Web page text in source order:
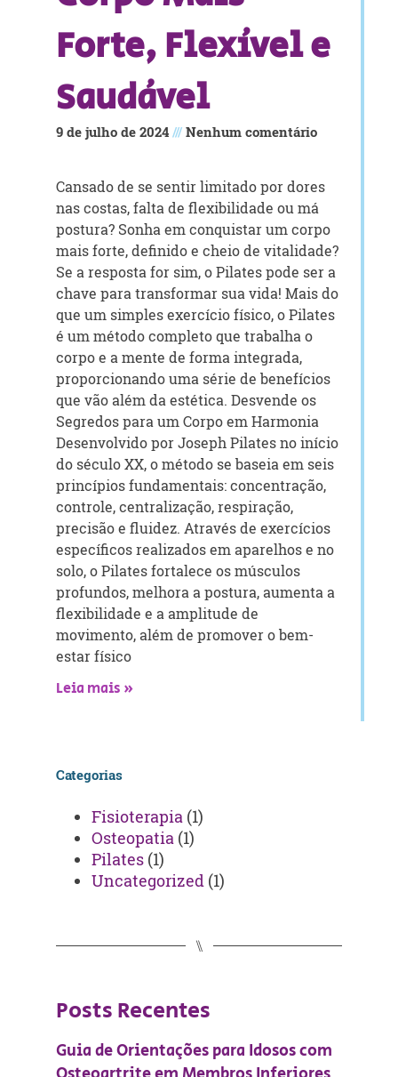
Forte, Flexível e
Saudável
9 de julho de 2024 Nenhum comentário
Cansado de se sentir limitado por dores
nas costas, falta de flexibilidade ou má
postura? Sonha em conquistar um corpo
mais forte, definido e cheio de vitalidade?
Se a resposta for sim, o Pilates pode ser a
chave para transformar sua vida! Mais do
que um simples exercício físico, o Pilates
é um método completo que trabalha o
corpo e a mente de forma integrada,
proporcionando uma série de benefícios
que vão além da estética. Desvende os
Segredos para um Corpo em Harmonia
Desenvolvido por Joseph Pilates no início
do século XX, o método se baseia em seis
princípios fundamentais: concentração,
controle, centralização, respiração,
precisão e fluidez. Através de exercícios
específicos realizados em aparelhos e no
solo, o Pilates fortalece os músculos
profundos, melhora a postura, aumenta a
flexibilidade e a amplitude de
movimento, além de promover o bem-
estar físico
Leia mais »
Categorias
Fisioterapia (1)
Osteopatia (1)
Pilates (1)
Uncategorized (1)
⑊
Posts Recentes
Guia de Orientações para Idosos com